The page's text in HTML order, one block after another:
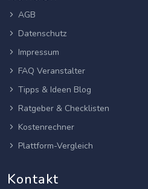
AGB
Datenschutz
Impressum
FAQ Veranstalter
Tipps & Ideen Blog
Ratgeber & Checklisten
Kostenrechner
Plattform-Vergleich
Kontakt